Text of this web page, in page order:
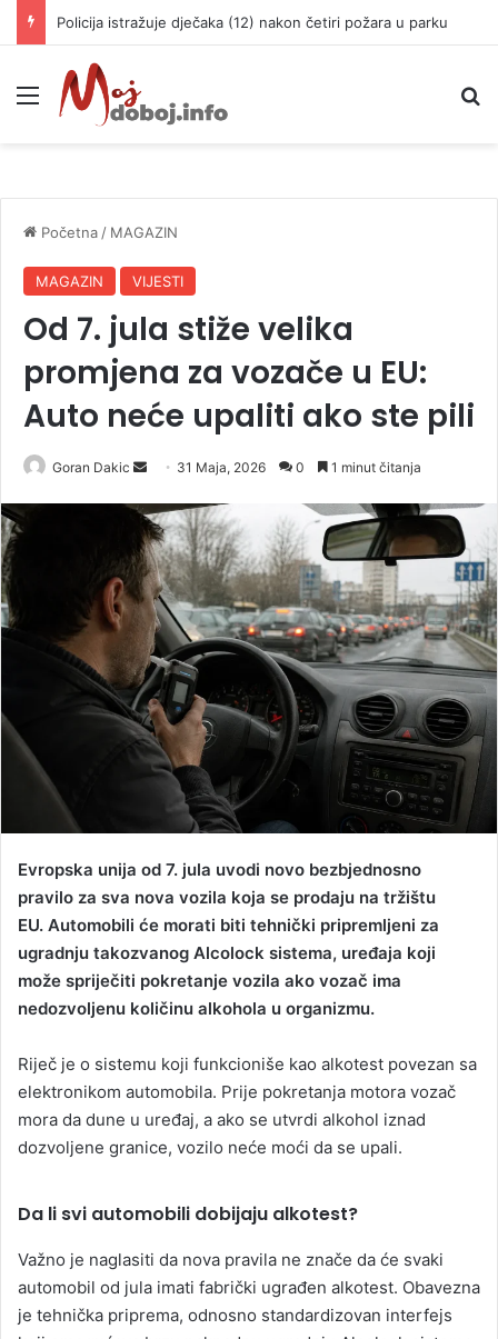
Policija istražuje dječaka (12) nakon četiri požara u parku
Meni
Početna / MAGAZIN
MAGAZIN VIJESTI
Od 7. jula stiže velika
promjena za vozače u EU:
Auto neće upaliti ako ste pili
Goran Dakic
n
d
a
n
e
m
a
i
l
31 Maja, 2026 0 1 minut čitanja
Evropska unija od 7. jula uvodi novo bezbjednosno
pravilo za sva nova vozila koja se prodaju na tržištu
EU. Automobili će morati biti tehnički pripremljeni za
ugradnju takozvanog Alcolock sistema, uređaja koji
može spriječiti pokretanje vozila ako vozač ima
nedozvoljenu količinu alkohola u organizmu.
Riječ je o sistemu koji funkcioniše kao alkotest povezan sa
elektronikom automobila. Prije pokretanja motora vozač
mora da dune u uređaj, a ako se utvrdi alkohol iznad
dozvoljene granice, vozilo neće moći da se upali.
Da li svi automobili dobijaju alkotest?
Važno je naglasiti da nova pravila ne znače da će svaki
automobil od jula imati fabrički ugrađen alkotest. Obavezna
je tehnička priprema, odnosno standardizovan interfejs